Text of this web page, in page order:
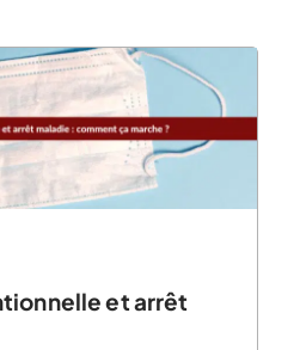
et arrêt